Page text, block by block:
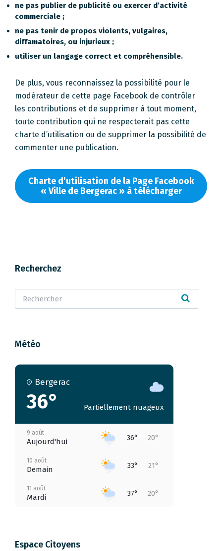
ne pas publier de publicité ou exercer d’activité
commerciale ;
ne pas tenir de propos violents, vulgaires,
diffamatoires, ou injurieux ;
utiliser un langage correct et compréhensible.
De plus, vous reconnaissez la possibilité pour le
modérateur de cette page Facebook de contrôler
les contributions et de supprimer à tout moment,
toute contribution qui ne respecterait pas cette
charte d’utilisation ou de supprimer la possibilité de
commenter une publication.
Charte d’utilisation de la Page Facebook
« Ville de Bergerac » à télécharger
Recherchez
Météo
Bergerac
36° Partiellement nuageux
9 août
Aujourd'hui 36° 20°
10 août
Demain 33° 21°
11 août
Mardi 37° 20°
13 août
Espace Citoyens